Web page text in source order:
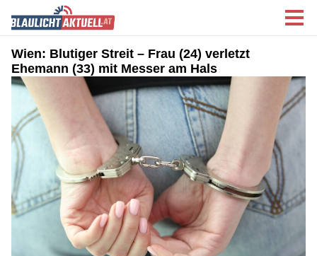
Wien: Blutiger Streit – Frau (24) verletzt
Ehemann (33) mit Messer am Hals